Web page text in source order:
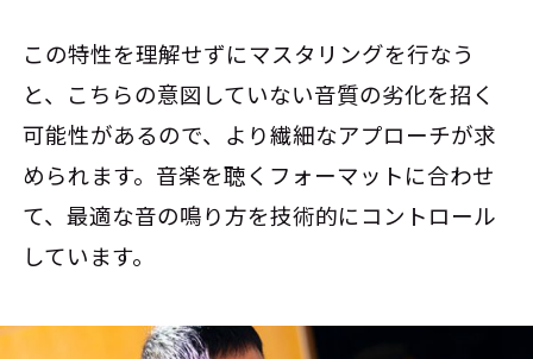
この特性を理解せずにマスタリングを行なう
と、こちらの意図していない音質の劣化を招く
可能性があるので、より繊細なアプローチが求
められます。音楽を聴くフォーマットに合わせ
て、最適な音の鳴り方を技術的にコントロール
しています。